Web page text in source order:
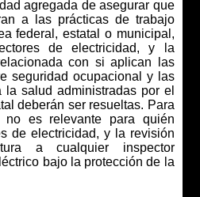
agregada de asegurar que
a las prácticas de trabajo
federal, estatal o municipal,
de electricidad, y la
con si aplican las
seguridad ocupacional y las
la salud administradas por el
deberán ser resueltas. Para
no es relevante para quién
de electricidad, y la revisión
a cualquier inspector
bajo la protección de la